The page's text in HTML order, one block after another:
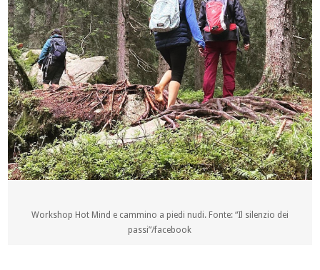
Workshop Hot Mind e cammino a piedi nudi. Fonte: “Il silenzio dei
passi”/facebook